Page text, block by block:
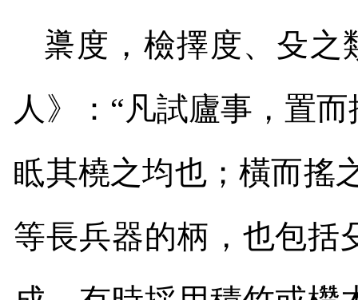
䆃度，檢擇度、殳之
人》：“凡試廬事，置
眡其橈之均也；橫而搖
等長兵器的柄，也包括